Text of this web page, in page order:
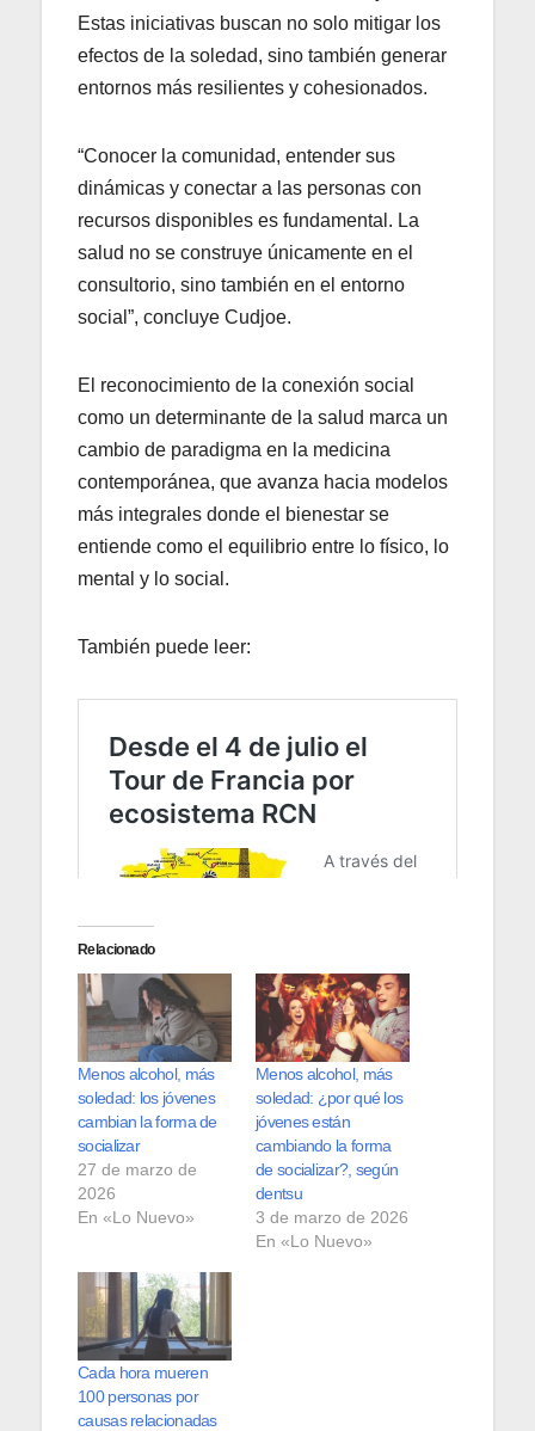
Estas iniciativas buscan no solo mitigar los
efectos de la soledad, sino también generar
entornos más resilientes y cohesionados.
“Conocer la comunidad, entender sus
dinámicas y conectar a las personas con
recursos disponibles es fundamental. La
salud no se construye únicamente en el
consultorio, sino también en el entorno
social”, concluye Cudjoe.
El reconocimiento de la conexión social
como un determinante de la salud marca un
cambio de paradigma en la medicina
contemporánea, que avanza hacia modelos
más integrales donde el bienestar se
entiende como el equilibrio entre lo físico, lo
mental y lo social.
También puede leer:
Relacionado
Menos alcohol, más
soledad: los jóvenes
cambian la forma de
socializar
27 de marzo de
2026
En «Lo Nuevo»
Menos alcohol, más
soledad: ¿por qué los
jóvenes están
cambiando la forma
de socializar?, según
dentsu
3 de marzo de 2026
En «Lo Nuevo»
Cada hora mueren
100 personas por
causas relacionadas